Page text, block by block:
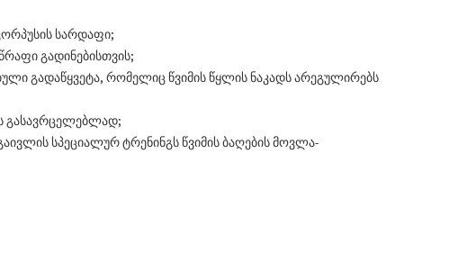
სარდაფი;
გადინებისთვის;
გადაწყვეტა, რომელიც წვიმის წყლის ნაკადს არეგულირებს
გასავრცელებლად;
სპეციალურ ტრენინგს წვიმის ბაღების მოვლა-